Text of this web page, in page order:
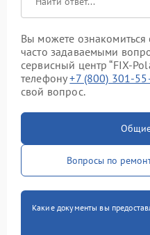
Вы можете
часто задаваемыми
сервисный центр “FIX-
телефону+7 (800) 301-
свой вопрос.
Вопросы по
Какие документы вы